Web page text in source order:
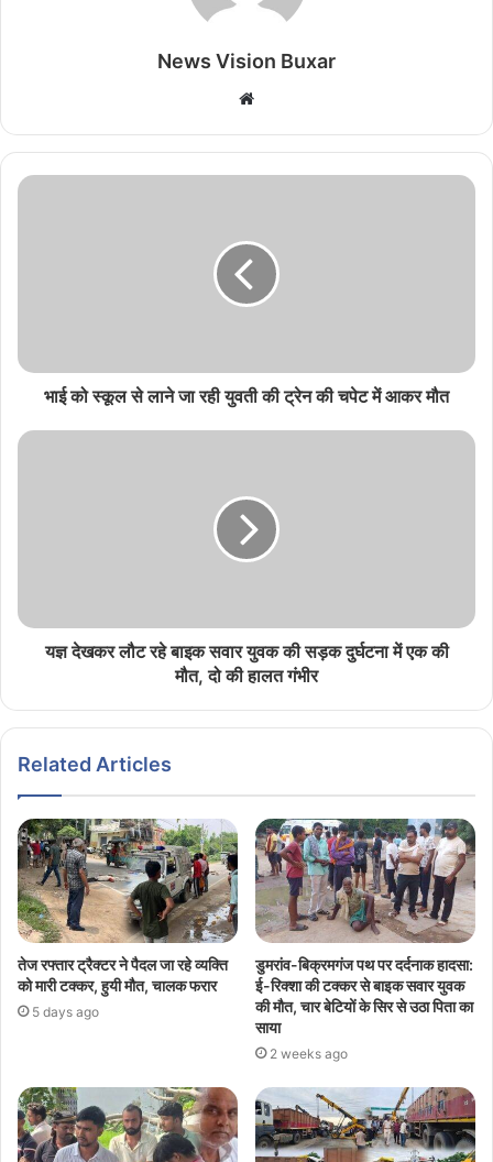
News Vision Buxar
b
s
e
भाई को स्कूल से लाने जा रही युवती की ट्रेन की चपेट में आकर मौत
यज्ञ देखकर लौट रहे बाइक सवार युवक की सड़क दुर्घटना में एक की
मौत, दो की हालत गंभीर
Related Articles
तेज रफ्तार ट्रैक्टर ने पैदल जा रहे व्यक्ति
को मारी टक्कर, हुयी मौत, चालक फरार
5 days ago
डुमरांव-बिक्रमगंज पथ पर दर्दनाक हादसा:
ई-रिक्शा की टक्कर से बाइक सवार युवक
की मौत, चार बेटियों के सिर से उठा पिता का
साया
2 weeks ago